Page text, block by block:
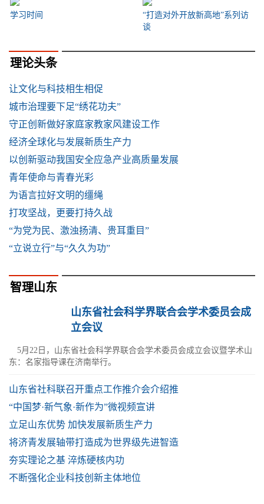
学习时间
“打造对外开放新高地”系列访
谈
理论头条
让文化与科技相生相促
城市治理要下足“绣花功夫”
守正创新做好家庭家教家风建设工作
经济全球化与发展新质生产力
以创新驱动我国安全应急产业高质量发展
青年使命与青春光彩
为语言拉好文明的缰绳
打攻坚战，更要打持久战
“为党为民、激浊扬清、贵耳重目”
“立说立行”与“久久为功”
智理山东
山东省社会科学界联合会学术委员会成
立会议
5月22日，山东省社会科学界联合会学术委员会成立会议暨学术山
东：名家指导课在济南举行。
山东省社科联召开重点工作推介会介绍推
“中国梦·新气象·新作为”微视频宣讲
立足山东优势 加快发展新质生产力
将济青发展轴带打造成为世界级先进智造
夯实理论之基 淬炼硬核内功
不断强化企业科技创新主体地位